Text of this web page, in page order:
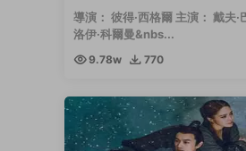
導演： 彼得·西格爾 主演： 戴夫·
洛伊·科爾曼&nbs...
9.78w 770